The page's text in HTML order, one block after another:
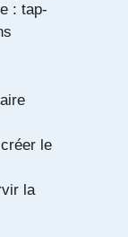
: tap-
le
la